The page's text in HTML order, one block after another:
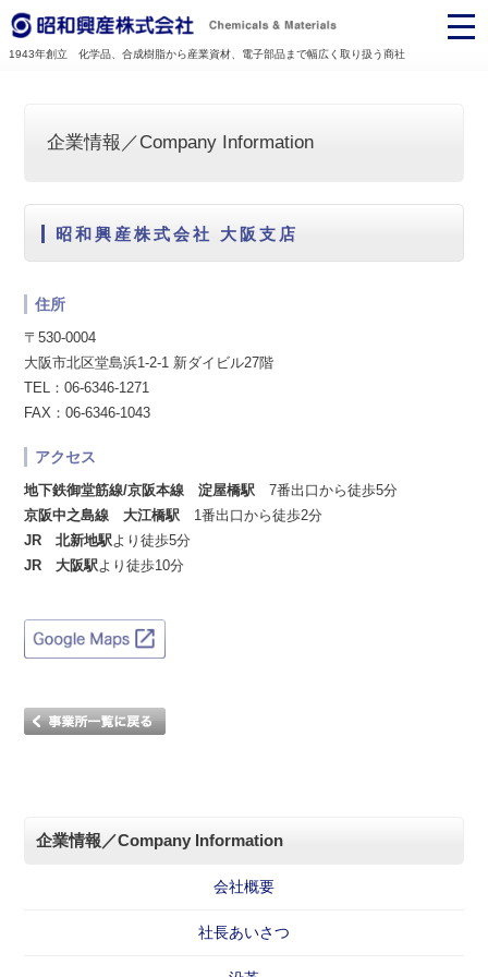
1943年創立 化学品、合成樹脂から産業資材、電子部品まで幅広く取り扱う商社
企業情報／Company Information
昭和興産株式会社 大阪支店
住所
〒530-0004
大阪市北区堂島浜1-2-1 新ダイビル27階
TEL：06-6346-1271
FAX：06-6346-1043
アクセス
地下鉄御堂筋線/京阪本線 淀屋橋駅 7番出口から徒歩5分
京阪中之島線 大江橋駅 1番出口から徒歩2分
JR 北新地駅より徒歩5分
JR 大阪駅より徒歩10分
企業情報／Company Information
会社概要
社長あいさつ